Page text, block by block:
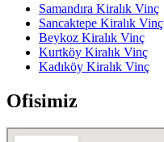
Samandıra Kiralık Vinç
Sancaktepe Kiralık Vinç
Beykoz Kiralık Vinç
Kurtköy Kiralık Vinç
Kadıköy Kiralık Vinç
Ofisimiz